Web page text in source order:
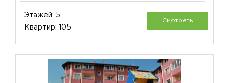
Этажей: 5
Квартир: 105
Смотреть